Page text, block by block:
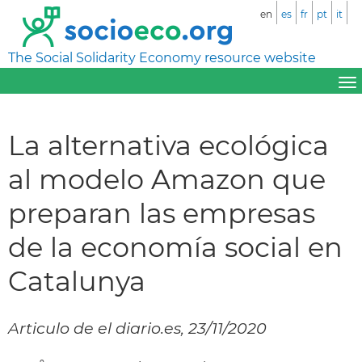
The Social Solidarity Economy resource website
en es fr pt it
La alternativa ecológica
al modelo Amazon que
preparan las empresas
de la economía social en
Catalunya
Articulo de el diario.es, 23/11/2020